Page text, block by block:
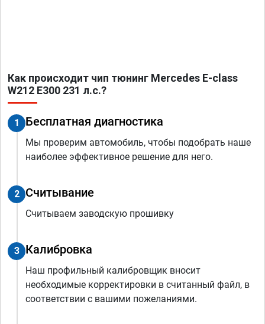
Как происходит чип тюнинг Mercedes E-class
W212 E300 231 л.с.?
1 Бесплатная диагностика
Мы проверим автомобиль, чтобы подобрать наше
наиболее эффективное решение для него.
2 Считывание
Считываем заводскую прошивку
3 Калибровка
Наш профильный калибровщик вносит
необходимые корректировки в считанный файл, в
соответствии с вашими пожеланиями.